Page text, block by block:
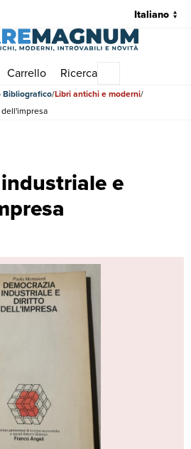
Carrello Ricerca
Bibliografico Libri antichi e moderni
e
dell'impresa | Libri antichi e